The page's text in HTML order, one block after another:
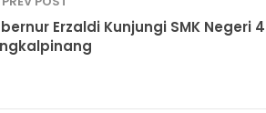
Erzaldi Kunjungi SMK Negeri 4